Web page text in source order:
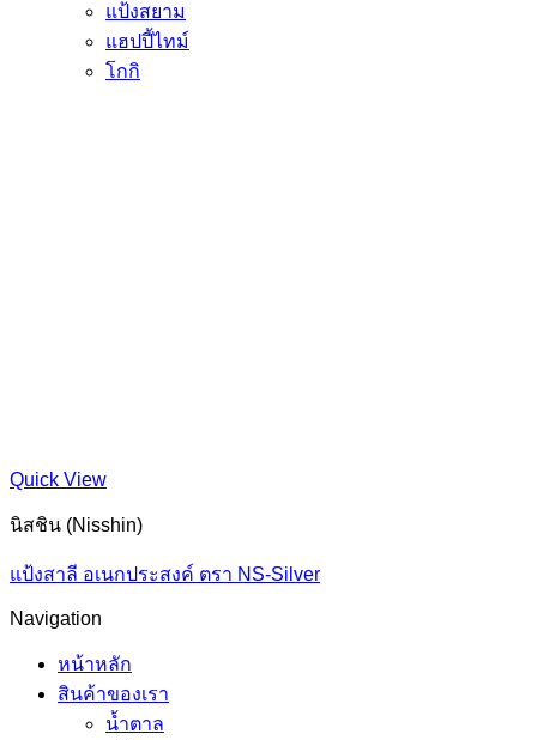
แป้งสยาม
แฮปปี้ไทม์
โกกิ
Quick View
นิสชิน (Nisshin)
แป้งสาลี อเนกประสงค์ ตรา NS-Silver
Navigation
หน้าหลัก
สินค้าของเรา
น้ำตาล